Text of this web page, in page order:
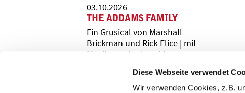
Diese Webseite verwendet
Wir verwenden Cookies, z.B.
03.10.2026
THE ADDAMS FAMILY
Ein Grusical von Marshall
Brickman und Rick Elice | mit
Musik von Andrew Lippa